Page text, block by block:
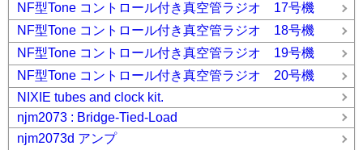
NF型Tone コントロール付き真空管ラジオ 17号機
NF型Tone コントロール付き真空管ラジオ 18号機
NF型Tone コントロール付き真空管ラジオ 19号機
NF型Tone コントロール付き真空管ラジオ 20号機
NIXIE tubes and clock kit.
njm2073 : Bridge-Tied-Load
njm2073d アンプ